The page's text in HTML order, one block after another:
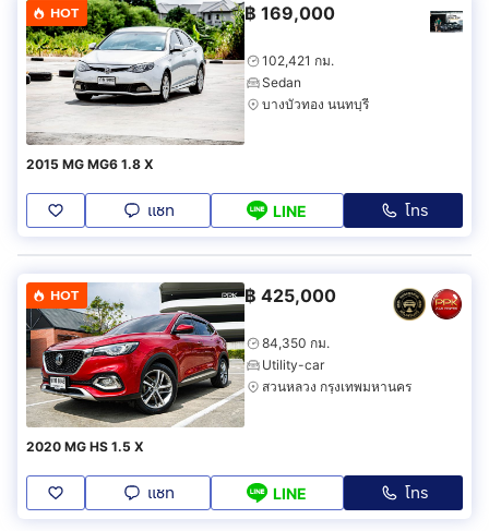
HOT ฿ 169,000
102,421 กม.
Sedan
บางบัวทอง นนทบุรี
2015 MG MG6 1.8 X
แชท LINE โทร
HOT ฿ 425,000
84,350 กม.
Utility-car
สวนหลวง กรุงเทพมหานคร
2020 MG HS 1.5 X
แชท LINE โทร